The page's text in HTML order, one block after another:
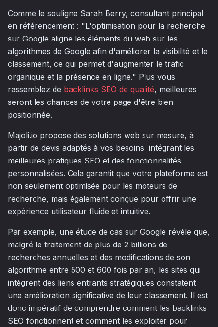
Comme le souligne Sarah Berry, consultant principal
en référencement : "L'optimisation pour la recherche
sur Google aligne les éléments du web sur les
algorithmes de Google afin d'améliorer la visibilité et le
classement, ce qui permet d'augmenter le trafic
organique et la présence en ligne." Plus vous
rassemblez de backlinks SEO de qualité, meilleures
seront les chances de votre page d'être bien
positionnée.
Majoli.io propose des solutions web sur mesure, à
partir de devis adaptés à vos besoins, intégrant les
meilleures pratiques SEO et des fonctionnalités
personnalisées. Cela garantit que votre plateforme est
non seulement optimisée pour les moteurs de
recherche, mais également conçue pour offrir une
expérience utilisateur fluide et intuitive.
Par exemple, une étude de cas sur Google révèle que,
malgré le traitement de plus de 2 billions de
recherches annuelles et des modifications de son
algorithme entre 500 et 600 fois par an, les sites qui
intègrent des liens entrants stratégiques constatent
une amélioration significative de leur classement. Il est
donc impératif de comprendre comment les backlinks
SEO fonctionnent et comment les exploiter pour